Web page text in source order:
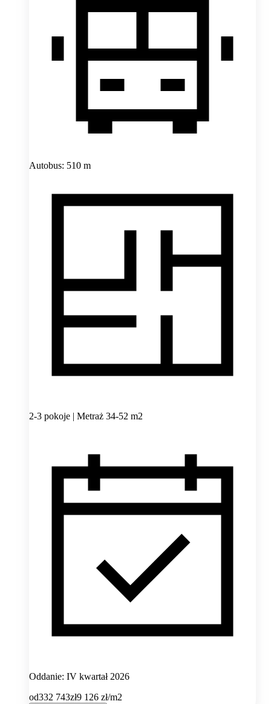
Autobus: 510 m
2-3 pokoje | Metraż 34-52 m2
Oddanie: IV kwartał 2026
od332 743zł9 126 zł/m2